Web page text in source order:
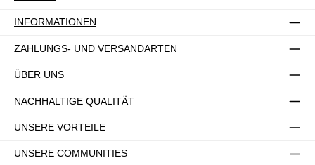
INFORMATIONEN
ZAHLUNGS- UND VERSANDARTEN
ÜBER UNS
NACHHALTIGE QUALITÄT
UNSERE VORTEILE
UNSERE COMMUNITIES